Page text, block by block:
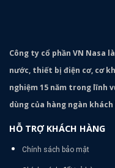
Công ty cổ phần VN Nasa
nước, thiết bị điện cơ, cơ
nghiệm 15 năm trong lĩnh
dùng của hàng ngàn
HỖ TRỢ KHÁCH HÀNG
Chính sách bảo mật